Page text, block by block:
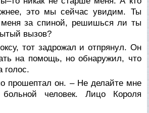
это мы сейчас увидим. Ты
меня за спиной, решишься ли ты
вызов?
тот задрожал и отпрянул. Он
на помощь, но обнаружил, что
голос.
прошептал он. – Не делайте мне
человек. Лицо Короля